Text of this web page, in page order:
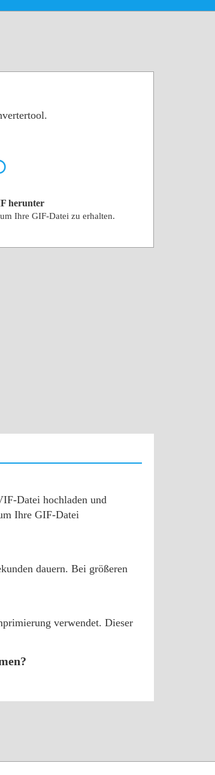
herunter
Ihre GIF-Datei zu erhalten.
Datei hochladen und
Ihre GIF-Datei
dauern. Bei größeren
verwendet. Dieser